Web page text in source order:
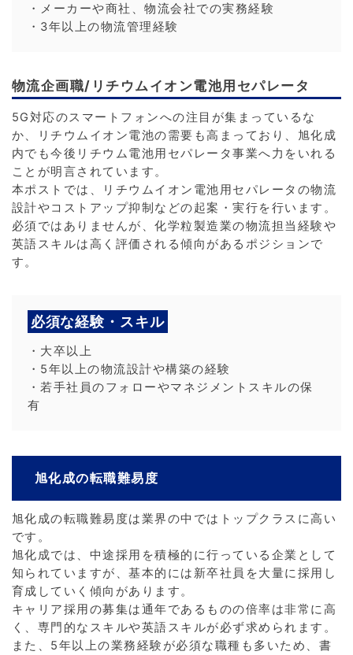
・メーカーや商社、物流会社での実務経験
・3年以上の物流管理経験
物流企画職/リチウムイオン電池用セパレータ
5G対応のスマートフォンへの注目が集まっているな
か、リチウムイオン電池の需要も高まっており、旭化成
内でも今後リチウム電池用セパレータ事業へ力をいれる
ことが明言されています。
本ポストでは、リチウムイオン電池用セパレータの物流
設計やコストアップ抑制などの起案・実行を行います。
必須ではありませんが、化学粒製造業の物流担当経験や
英語スキルは高く評価される傾向があるポジションで
す。
必須な経験・スキル
・大卒以上
・5年以上の物流設計や構築の経験
・若手社員のフォローやマネジメントスキルの保
有
旭化成の転職難易度
旭化成の転職難易度は業界の中ではトップクラスに高い
です。
旭化成では、中途採用を積極的に行っている企業として
知られていますが、基本的には新卒社員を大量に採用し
育成していく傾向があります。
キャリア採用の募集は通年であるものの倍率は非常に高
く、専門的なスキルや英語スキルが必ず求められます。
また、5年以上の業務経験が必須な職種も多いため、書